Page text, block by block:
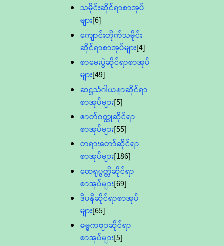
သမိုင်းဆိုင်ရာစာအုပ်
များ[6]
ကျောင်းတိုက်သမိုင်း
ဆိုင်ရာစာအုပ်များ[4]
စာမေးပွဲဆိုင်ရာစာအုပ်
များ[49]
ဆဋ္ဌသံဂါယနာဆိုင်ရာ
စာအုပ်များ[5]
ဇာတ်၀တ္ထုဆိုင်ရာ
စာအုပ်များ[55]
တရားတော်ဆိုင်ရာ
စာအုပ်များ[186]
ထေရုပ္ပတ္တိဆိုင်ရာ
စာအုပ်များ[69]
ဒီပနီဆိုင်ရာစာအုပ်
များ[65]
ဓမ္မကဗျာဆိုင်ရာ
စာအုပ်များ[5]